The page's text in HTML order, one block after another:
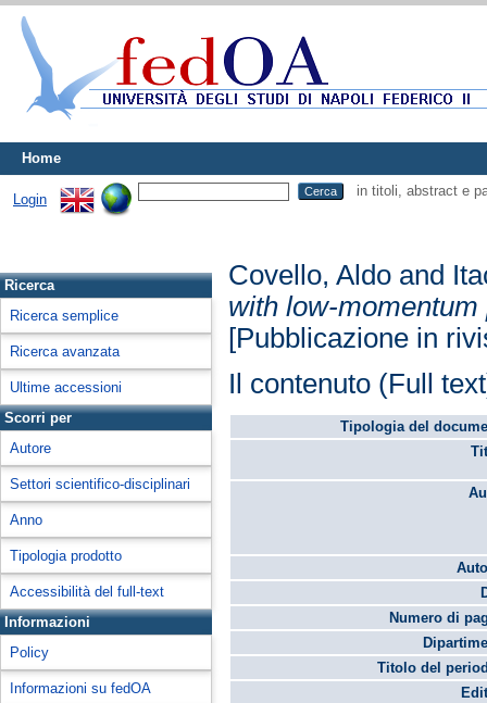
Home
Login
in titoli, abstract e
Ricerca
Ricerca semplice
Ricerca avanzata
Ultime accessioni
Scorri per
Autore
Settori scientifico-disciplinari
Anno
Tipologia prodotto
Accessibilità del full-text
Informazioni
Policy
Informazioni su fedOA
Covello, Aldo and
with low-
[Pubblicazione in
Il contenuto (Full
Tipologia del
Numero di
Titolo del